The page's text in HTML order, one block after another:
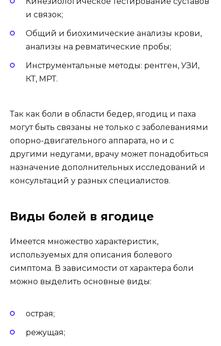
и связок;
Общий и биохимические анализы крови,
анализы на ревматические пробы;
Инструментальные методы: рентген, УЗИ,
КТ, МРТ.
Так как боли в области бедер, ягодиц и паха
могут быть связаны не только с заболеваниями
опорно-двигательного аппарата, но и с
другими недугами, врачу может понадобиться
назначение дополнительных исследований и
консультаций у разных специалистов.
Виды болей в ягодице
Имеется множество характеристик,
используемых для описания болевого
симптома. В зависимости от характера боли
можно выделить основные виды:
острая;
режущая;